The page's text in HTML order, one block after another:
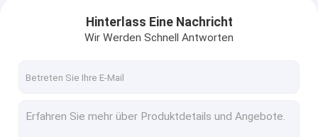
ATM-Registrierkasse
Bareinzahlungs-Maschine
Hinterlass Eine Nachricht
Wir Werden Schnell Antworten